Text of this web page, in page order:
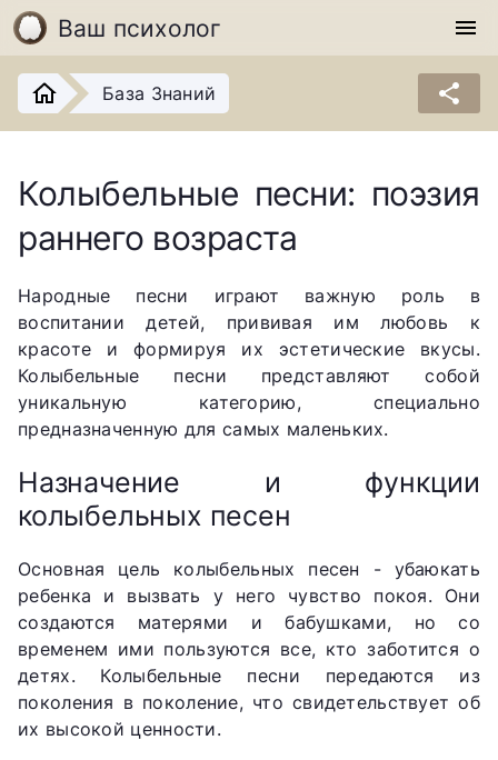
Ваш психолог menu
База Знаний share
Колыбельные песни: поэзия
раннего возраста
Народные песни играют важную роль в
воспитании детей, прививая им любовь к
красоте и формируя их эстетические вкусы.
Колыбельные песни представляют собой
уникальную категорию, специально
предназначенную для самых маленьких.
Назначение и функции
колыбельных песен
Основная цель колыбельных песен - убаюкать
ребенка и вызвать у него чувство покоя. Они
создаются матерями и бабушками, но со
временем ими пользуются все, кто заботится о
детях. Колыбельные песни передаются из
поколения в поколение, что свидетельствует об
их высокой ценности.